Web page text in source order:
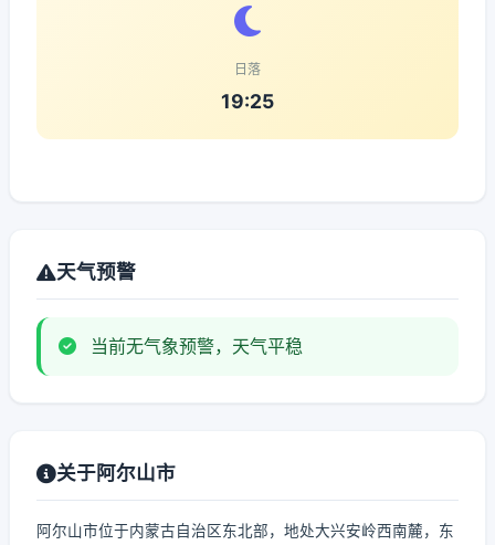
日落
19:25
天气预警
当前无气象预警，天气平稳
关于阿尔山市
阿尔山市位于内蒙古自治区东北部，地处大兴安岭西南麓，东